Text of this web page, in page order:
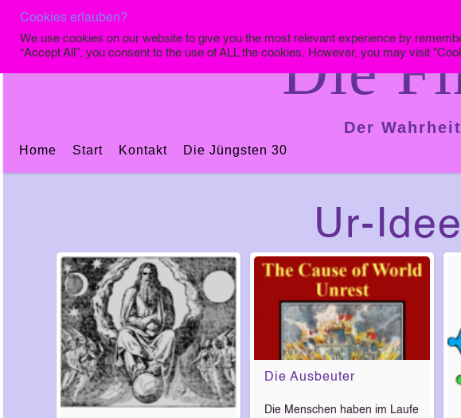
Die
Der
Home Start Kontakt Die Jüngsten 30
Ur-
Die Ausbeuter
Die Menschen haben im Laufe
Cookies erlauben?
We use cookies on our website to give you the most relevant experience by
“Accept All”, you consent to the use of ALL the cookies. However, you may visit